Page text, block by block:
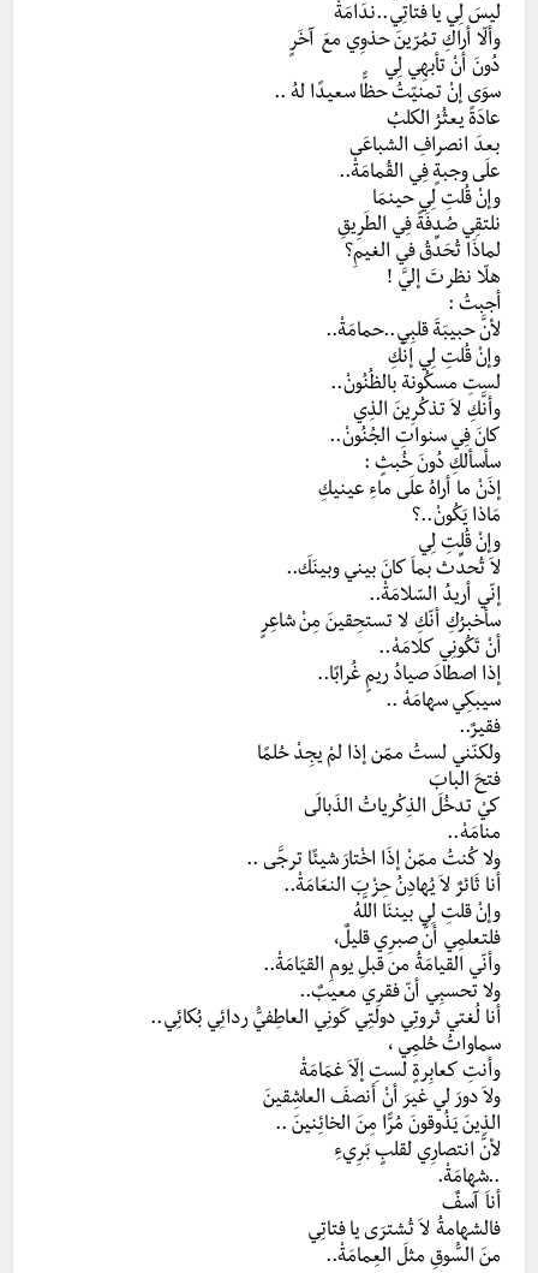
ليسَ لِي يا فتاتِي..ندَامَةْ
وألّا أراكِ تمُرّينَ حذوِي معَ آخَرٍ
دُونَ أنْ تأبهِي لِي
سوَى إنْ تمنيّتُ حظًّا سعيدًا لهُ ..
عادَةً يعثُرُ الكلبُ
بعدَ انصرافِ الشباعَى
علَى وجبةٍ فِي القُمامَةْ..
وإنْ قُلتِ لِي حينمَا
نلتقِي صُدفَةً فِي الطَرِيقِ
لماذَا تُحَدِّقُ في الغيمِ؟
هلّا نظرتَ إليَّ !
أجبتُ :
لأنَّ حبيبَةَ قلبِي..حمامَةْ..
وإنْ قُلتِ لِي إنَّكِ
لستِ مسكُونة بالظُنُونْ..
وأنَّكِ لاَ تذكُرِينَ الذِي
كانَ فِي سنواتِ الجُنُونْ..
سأسألكِ دُونَ خُبثٍ :
إذَنْ ما أراهُ علَى ماءِ عينيكِ
مَاذا يَكُونْ..؟
وإنْ قُلتِ لِي
لاَ تُحدِّث بماَ كانَ بيني وبينَكَ..
إنّي أريدُ السّلامَةْ..
سأخبرُكِ أنّكِ لا تستحِقينَ مِنْ شاعِرٍ
أنْ تَكُونِي كلامَهْ..
إذا اصطادَ صيادُ ريمٍ غُرابًا..
سيبكِي سهامَهْ ..
فقيرٌ..
ولكنّني لستُ ممّن إذا لمْ يجِدْ حُلمًا
فتحَ البابَ
كيْ تدخُلَ الذِكْرياتُ الذَبالَى
منامَهْ..
ولا كُنتُ ممّنْ إذَا اخْتارَ شيئًا ترجَّى ..
أنا ثَائرٌ لاَ يُهادِنُ حِزْبَ النعَامَةْ..
وإنْ قلتِ لِي بيننَا اللَّهُ
فلتعلمِي أنَّ صبرِي قليلٌ،
وأنّي القيامَةُ من قبلِ يومِ القيَامَةْ..
ولا تحسبِي أنّ فقرِي معيبٌ..
أنا لُغتي ثروتِي دولتِي كَونِي العاطِفيُّ ردائِي بُكائِي..
سماواتُ حُلمِي ،
وأنتِ كعابِرةٍ لستِ إلّاَ غمَامَةْ
ولاَ دورَ لي غيرَ أنْ أنصفَ العاشِقينَ
الذِينَ يَذُوقونَ مُرًّا مِنَ الخائِنينَ ..
لأنَّ انتصارِي لقلبٍ بَرِيءِ
..شهامَةْ.
أناَ آسفٌ
فالشهامةُ لاَ تُشترَى يا فتاتِي
منَ السُّوقِ مثلَ العِمامَةْ..